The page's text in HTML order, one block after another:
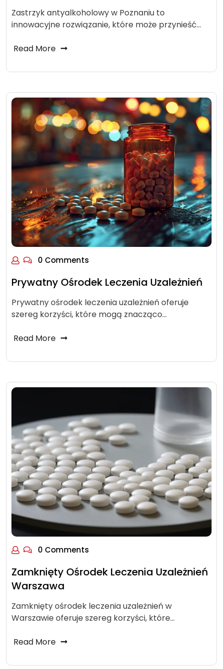
Zastrzyk antyalkoholowy w Poznaniu to
innowacyjne rozwiązanie, które może przynieść…
Read More
0 Comments
Prywatny Ośrodek Leczenia Uzależnień
Prywatny ośrodek leczenia uzależnień oferuje
szereg korzyści, które mogą znacząco…
Read More
0 Comments
Zamknięty Ośrodek Leczenia Uzależnień
Warszawa
Zamknięty ośrodek leczenia uzależnień w
Warszawie oferuje szereg korzyści, które…
Read More